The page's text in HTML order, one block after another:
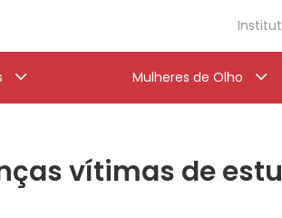
Mulheres de Olho
vítimas de